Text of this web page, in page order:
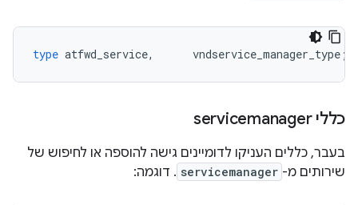
type atfwd_service, vndservice_manager_type ;
כללי servicemanager
בעבר, כללים העניקו לדומיינים גישה להוספה או לחיפוש של
שירותים מ- servicemanager . דוגמה: